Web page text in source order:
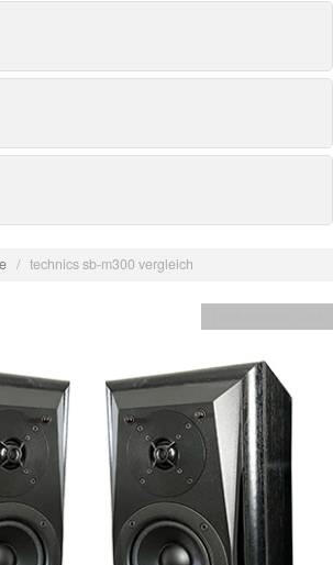
/ technics sb-m300 vergleich